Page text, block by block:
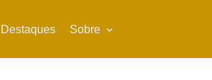
Destaques Sobre